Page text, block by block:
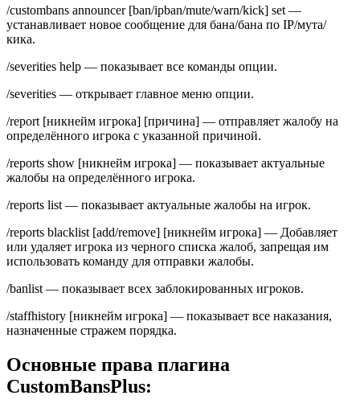
/custombans announcer [ban/ipban/mute/warn/kick] set —
устанавливает новое сообщение для бана/бана по IP/мута/
кика.
/severities help — показывает все команды опции.
/severities — открывает главное меню опции.
/report [никнейм игрока] [причина] — отправляет жалобу на
определённого игрока с указанной причиной.
/reports show [никнейм игрока] — показывает актуальные
жалобы на определённого игрока.
/reports list — показывает актуальные жалобы на игрок.
/reports blacklist [add/remove] [никнейм игрока] — Добавляет
или удаляет игрока из черного списка жалоб, запрещая им
использовать команду для отправки жалобы.
/banlist — показывает всех заблокированных игроков.
/staffhistory [никнейм игрока] — показывает все наказания,
назначенные стражем порядка.
Основные права плагина
CustomBansPlus: